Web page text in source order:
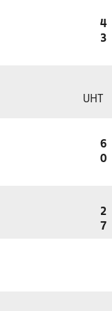
4
3
UHT
6
0
2
7